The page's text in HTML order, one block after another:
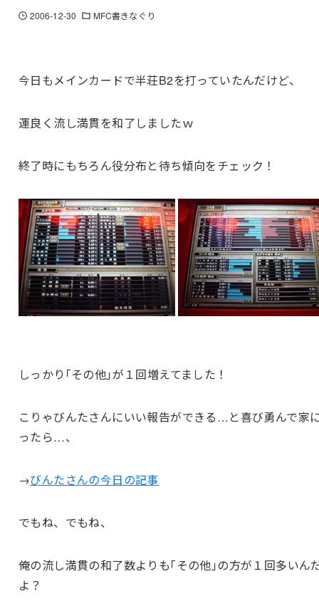
2006-12-30 MFC書きなぐり
今日もメインカードで半荘B2を打っていたんだけど、
運良く流し満貫を和了しましたｗ
終了時にもちろん役分布と待ち傾向をチェック！
しっかり｢その他｣が１回増えてました！
こりゃびんたさんにいい報告ができる…と喜び勇んで家
ったら…、
→びんたさんの今日の記事
でもね、でもね、
俺の流し満貫の和了数よりも｢その他｣の方が１回多いん
よ？